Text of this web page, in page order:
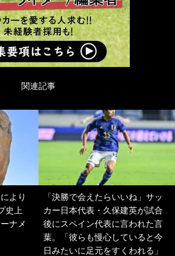
関連記事
より
史上
ナメ
「決勝で会えたらいいね」サッ
カー日本代表・久保建英が試合
後にスペイン代表に言われた言
葉。「彼らも慢心していると今
日みたいに足元をすくわれる」